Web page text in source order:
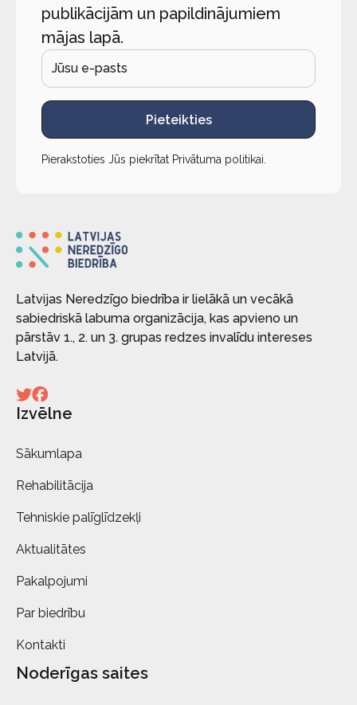
publikācijām un papildinājumiem
mājas lapā.
Pieteikties
Pierakstoties Jūs piekrītat Privātuma politikai
Latvijas Neredzīgo biedrība ir lielākā un vecākā
sabiedriskā labuma organizācija, kas apvieno un
pārstāv 1., 2. un 3. grupas redzes invalīdu intereses
Latvijā.
Izvēlne
Sākumlapa
Rehabilitācija
Tehniskie palīglīdzekļi
Aktualitātes
Pakalpojumi
Par biedrību
Kontakti
Noderīgas saites